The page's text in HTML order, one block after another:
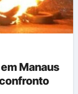
Manaus